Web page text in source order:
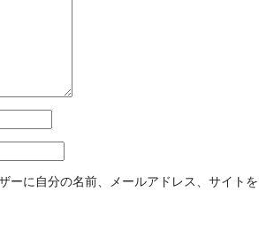
ーに自分の名前、メールアドレス、サイトを